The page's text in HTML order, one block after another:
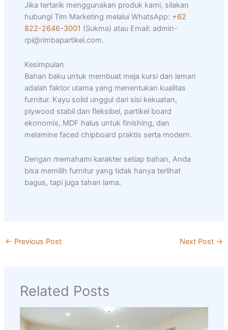
Jika tertarik menggunakan produk kami, silakan
hubungi Tim Marketing melalui WhatsApp: +62
822-2646-3001 (Sukma) atau Email: admin-
rpi@rimbapartikel.com.
Kesimpulan
Bahan baku untuk membuat meja kursi dan lemari
adalah faktor utama yang menentukan kualitas
furnitur. Kayu solid unggul dari sisi kekuatan,
plywood stabil dan fleksibel, partikel board
ekonomis, MDF halus untuk finishing, dan
melamine faced chipboard praktis serta modern.
Dengan memahami karakter setiap bahan, Anda
bisa memilih furnitur yang tidak hanya terlihat
bagus, tapi juga tahan lama.
← Previous Post Next Post →
Related Posts